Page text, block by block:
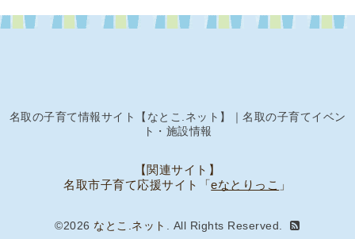
名取の子育て情報サイト【なとこ.ネット】｜名取の子育てイベン
ト・施設情報
【関連サイト】
名取市子育て応援サイト「eなとりっこ 」
©2026 なとこ.ネット . All Rights Reserved.